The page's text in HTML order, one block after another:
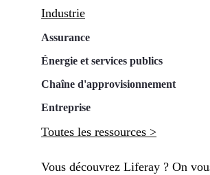
Industrie
Assurance
Énergie et services publics
Chaîne d'approvisionnement
Entreprise
Toutes les ressources >
Vous découvrez Liferay ? On